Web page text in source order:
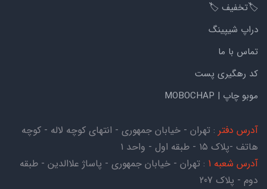
🏷️تخفیف 🏷️
دراپ شیپینگ
تماس با ما
کد رهگیری پست
موبو چاپ | MOBOCHAP
آدرس دفتر : تهران - خیابان جمهوری - انتهای کوچه لاله - کوچه
هاتف -پلاک ۱۵ - طبقه اول - واحد ۱
آدرس شعبه 1
: تهران - خیابان جمهوری - پاساژ علاالدین - طبقه
دوم - پلاک 207